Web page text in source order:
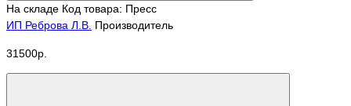
На складе Код товара: Пресс
ИП Реброва Л.В. Производитель
31500р.